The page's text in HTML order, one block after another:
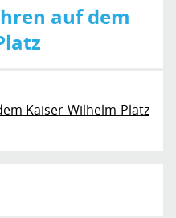
auf dem
Kaiser-Wilhelm-Platz